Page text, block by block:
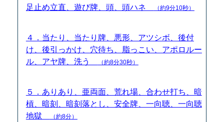
足止め立直、遊び牌、頭、頭ハネ
（約9分10秒）
４．当たり、当たり牌、悪形、アツシボ、後付
け、後引っかけ、穴待ち、脂っこい、アポロルー
ル、アヤ牌、洗う
（約8分30秒）
５．ありあり、亜両面、荒れ場、合わせ打ち、暗
槓、暗刻、暗刻落とし、安全牌、一向聴、一向聴
地獄
（約8分）